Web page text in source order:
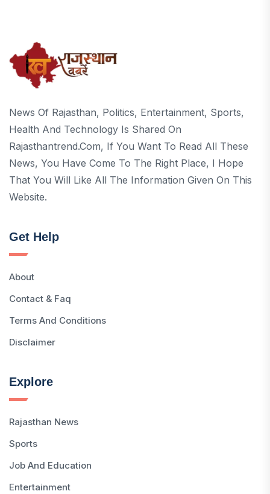
News Of Rajasthan, Politics, Entertainment, Sports,
Health And Technology Is Shared On
Rajasthantrend.com, If You Want To Read All These
News, You Have Come To The Right Place, I Hope
That You Will Like All The Information Given On This
Website.
Get Help
About
Contact & Faq
Terms And Conditions
Disclaimer
Explore
Rajasthan News
Sports
Job And Education
Entertainment